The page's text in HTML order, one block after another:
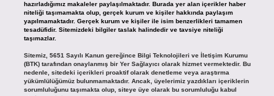
hazırladığımız makaleler paylaşılmaktadır. Burada yer alan içerikler haber
niteliği taşımamakta olup, gerçek kurum ve kişiler hakkında paylaşım
yapılmamaktadır. Gerçek kurum ve kişiler ile isim benzerlikleri tamamen
tesadüfidir. Sitemizdeki bilgiler taslak halindedir ve tavsiye niteliği
taşımazlar.
Sitemiz, 5651 Sayılı Kanun gereğince Bilgi Teknolojileri ve İletişim Kurumu
(BTK) tarafından onaylanmış bir Yer Sağlayıcı olarak hizmet vermektedir. Bu
nedenle, sitedeki içerikleri proaktif olarak denetleme veya araştırma
yükümlülüğümüz bulunmamaktadır. Ancak, üyelerimiz yazdıkları içeriklerin
sorumluluğunu taşımakta olup, siteye üye olarak bu sorumluluğu kabul